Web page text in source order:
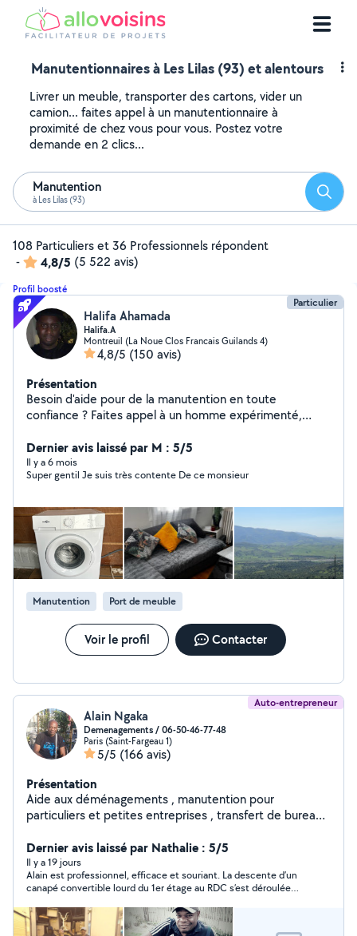
Manutentionnaires à Les Lilas (93) et alentours
Livrer un meuble, transporter des cartons, vider un
camion... faites appel à un manutentionnaire à
proximité de chez vous pour vous. Postez votre
demande en 2 clics...
Manutention
à Les Lilas (93)
108 Particuliers et 36 Professionnels répondent
-
4,8/5 (5 522 avis)
Profil boosté
Particulier
Halifa Ahamada
Halifa.A
Montreuil (La Noue Clos Francais Guilands 4)
4,8/5 (150 avis)
Présentation
Besoin d'aide pour de la manutention en toute
confiance ? Faites appel à un homme expérimenté,
avec sérieux, efficacité et soin. Objets fragiles, meubles
lourds je m'occupe de tout. Respect des délais,
matériel adapté, service personnalisé : votre tranquillité
Dernier avis laissé par M : 5/5
Il y a 6 mois
Super gentil Je suis très contente De ce monsieur
Manutention Port de meuble
Voir le profil Contacter
Auto-entrepreneur
Alain Ngaka
Demenagements / 06-50-46-77-48
Paris (Saint-Fargeau 1)
5/5 (166 avis)
Présentation
Aide aux déménagements , manutention pour
particuliers et petites entreprises , transfert de bureaux
PROTECTION DES MEUBLES demontage et remontage
de meubles. travail serieux , efficace. 25 ans d
'experience Je peux me deplacer a domicile pour devis.
contactez moi directement sur sms ou appel
O650467748 même tôt le matin ou tard le soir svp,
merci.
Dernier avis laissé par Nathalie : 5/5
Il y a 19 jours
Alain est professionnel, efficace et souriant. La descente d’un
canapé convertible lourd du 1er étage au RDC s’est déroulée
Merci Alain!